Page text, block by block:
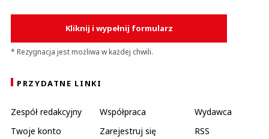
Kliknij i wypełnij formularz
* Rezygnacja jest możliwa w każdej chwili.
PRZYDATNE LINKI
Zespół redakcyjny Współpraca
Wydawca
Twoje konto
Zarejestruj się
RSS